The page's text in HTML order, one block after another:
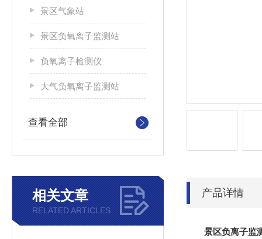
景区气象站
景区负氧离子监测站
负氧离子检测仪
大气负氧离子监测站
查看全部
相关文章
RELATED ARTICLES
产品详情
景区负离子监